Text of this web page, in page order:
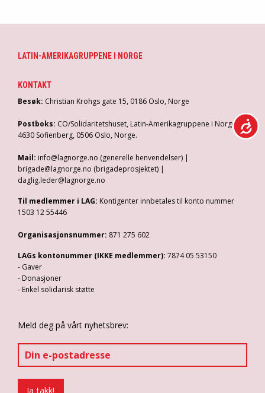
LATIN-AMERIKAGRUPPENE I NORGE
KONTAKT
Besøk: Christian Krohgs gate 15, 0186 Oslo, Norge
Postboks: CO/Solidaritetshuset, Latin-Amerikagruppene i Norge,
4630 Sofienberg, 0506 Oslo, Norge.
Mail: info@lagnorge.no (generelle henvendelser) |
brigade@lagnorge.no (brigadeprosjektet) |
daglig.leder@lagnorge.no
Til medlemmer i LAG: Kontigenter innbetales til konto nummer
1503 12 55446
Organisasjonsnummer: 871 275 602
LAGs kontonummer (IKKE medlemmer): 7874 05 53150
- Gaver
- Donasjoner
- Enkel solidarisk støtte
Meld deg på vårt nyhetsbrev: